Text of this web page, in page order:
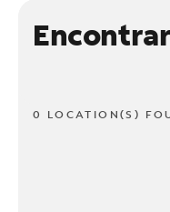
0 LOCATION(S)